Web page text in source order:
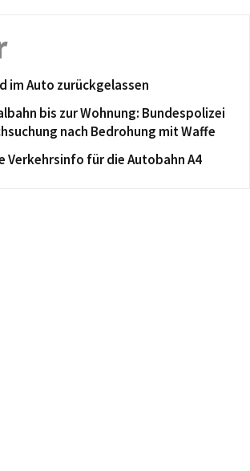
im Auto zurückgelassen
bis zur Wohnung: Bundespolizei
nach Bedrohung mit Waffe
Verkehrsinfo für die Autobahn A4